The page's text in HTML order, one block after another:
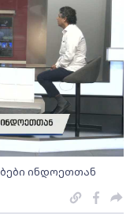
ინდოეთთან